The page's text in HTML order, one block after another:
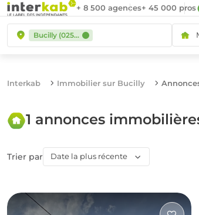
+ 8 500 agences+ 45 000 pros
Bucilly (02500)
Interkab Immobilier sur Bucilly
1 annonces
Trier par Date la plus récente